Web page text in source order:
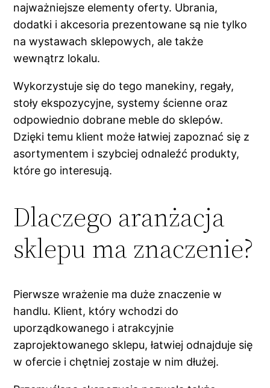
najważniejsze elementy oferty. Ubrania,
dodatki i akcesoria prezentowane są nie tylko
na wystawach sklepowych, ale także
wewnątrz lokalu.
Wykorzystuje się do tego manekiny, regały,
stoły ekspozycyjne, systemy ścienne oraz
odpowiednio dobrane meble do sklepów.
Dzięki temu klient może łatwiej zapoznać się z
asortymentem i szybciej odnaleźć produkty,
które go interesują.
Dlaczego aranżacja
sklepu ma znaczenie?
Pierwsze wrażenie ma duże znaczenie w
handlu. Klient, który wchodzi do
uporządkowanego i atrakcyjnie
zaprojektowanego sklepu, łatwiej odnajduje się
w ofercie i chętniej zostaje w nim dłużej.